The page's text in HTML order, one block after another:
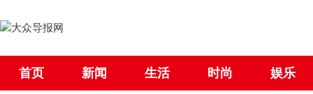
首页 新闻 生活 时尚 娱乐